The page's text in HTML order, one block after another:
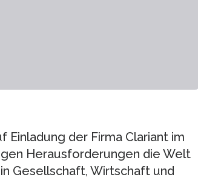
der Firma Clariant im
Herausforderungen die Welt
Gesellschaft, Wirtschaft und